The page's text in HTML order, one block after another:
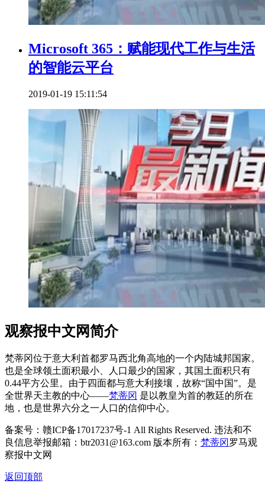
Microsoft 365：赋能现代工作与生活
的智能云平台
2019-01-19 15:11:54
观察报中文网简介
梵蒂冈位于意大利首都罗马西北角高地的一个内陆城邦国家。
也是全球领土面积最小、人口最少的国家，其国土面积只有
0.44平方公里。由于四面都与意大利接壤，故称“国中国”。是
全世界天主教的中心——梵蒂冈 是以教皇为首的教廷的所在
地，也是世界六分之一人口的信仰中心。
备案号：赣ICP备17017237号-1 All Rights Reserved. 违法和不
良信息举报邮箱：btr2031@163.com 版本所有： 梵蒂冈 罗马观
察报中文网
返回顶部